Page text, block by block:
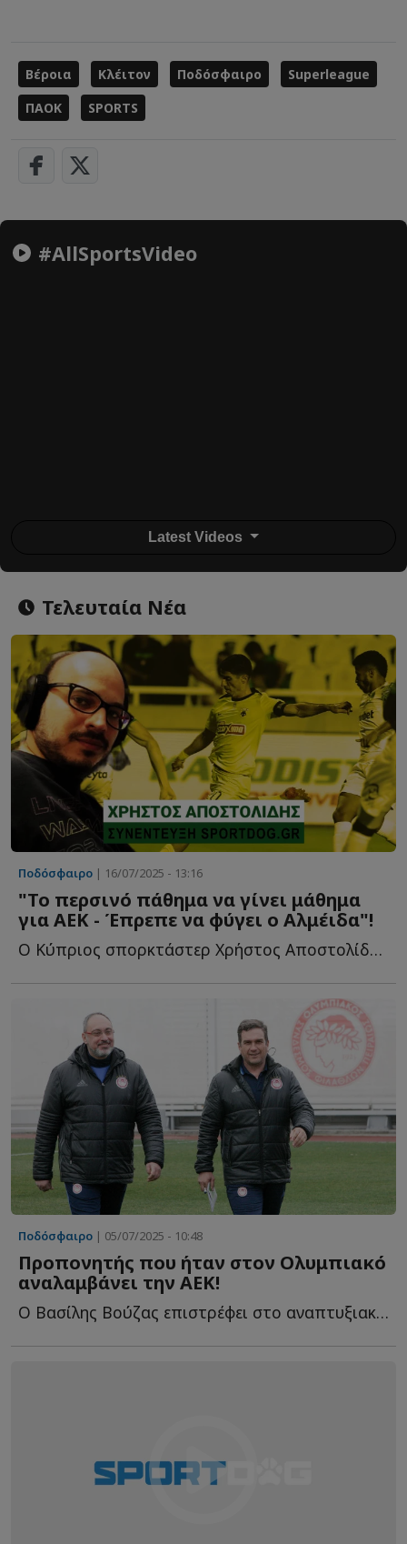
Βέροια Κλέιτον Ποδόσφαιρο
Superleague
ΠΑΟΚ
SPORTS
#AllSportsVideo
Latest Videos
Τελευταία Νέα
Ποδόσφαιρο | 16/07/2025 - 13:16
"Το περσινό πάθημα να γίνει μάθημα
για ΑΕΚ - Έπρεπε να φύγει ο Αλμέιδα"!
Ο Κύπριος σπορκτάστερ Χρήστος Αποστολίδης στο Sportdog γ...
Ποδόσφαιρο | 05/07/2025 - 10:48
Προπονητής που ήταν στον Ολυμπιακό
αναλαμβάνει την ΑΕΚ!
Ο Βασίλης Βούζας επιστρέφει στο αναπτυξιακό ποδόσφαιρο τ...